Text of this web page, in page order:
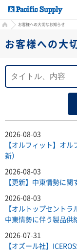
HOMEお客様への大切なお知らせ
お客様への大
2026-08-03
【オルフィット】オ
新）
2026-08-03
【更新】中東情勢に関
2026-08-03
【オルトップセント
中東情勢に伴う製品供
2026-07-31
【オズール社】